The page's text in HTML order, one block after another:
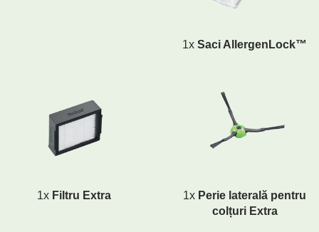
1xSaci AllergenLock™
1x Filtru Extra 1x Perie laterală pentru
colțuri Extra